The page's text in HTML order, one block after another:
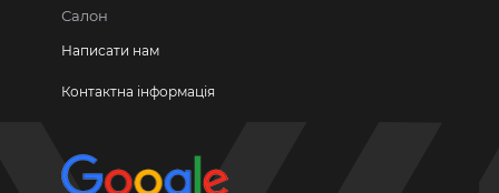
Салон
Написати нам
Контактна інформація